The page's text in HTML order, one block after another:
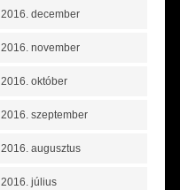
2016. december
2016. november
2016. október
2016. szeptember
2016. augusztus
2016. július